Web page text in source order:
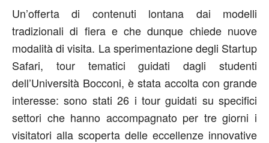
Un’offerta di contenuti lontana dai modelli
tradizionali di fiera e che dunque chiede nuove
modalità di visita. La sperimentazione degli Startup
Safari, tour tematici guidati dagli studenti
dell’Università Bocconi, è stata accolta con grande
interesse: sono stati 26 i tour guidati su specifici
settori che hanno accompagnato per tre giorni i
visitatori alla scoperta delle eccellenze innovative